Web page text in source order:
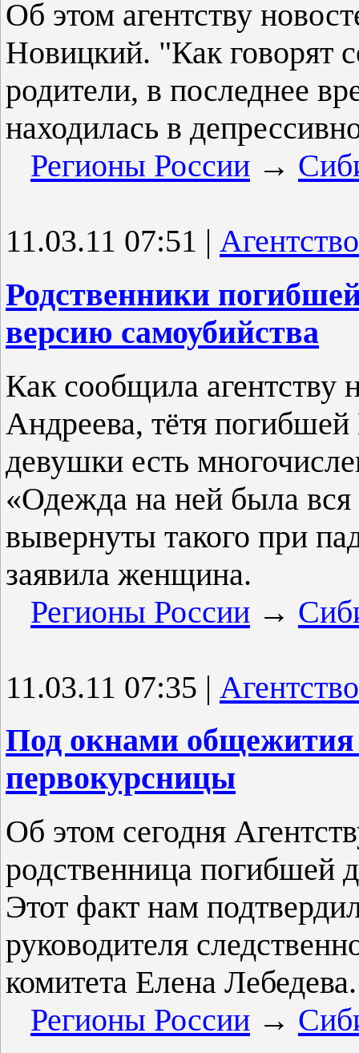
Об этом агентству
Новицкий. "Как говорят
родители, в последнее
находилась в
Регионы России →
11.03.11 07:51 |
Родственники
версию самоубийства
Как сообщила агентству
Андреева, тётя
девушки есть
«Одежда на ней была
вывернуты такого при
заявила женщина.
Регионы России →
11.03.11 07:35 |
Под окнами
первокурсницы
Об этом сегодня
родственница погибшей
Этот факт нам
руководителя
комитета Елена Лебедева.
Регионы России →